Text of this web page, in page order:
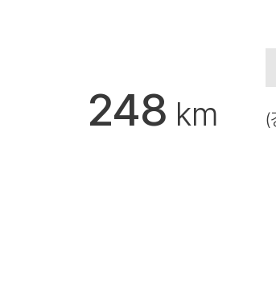
248 km (